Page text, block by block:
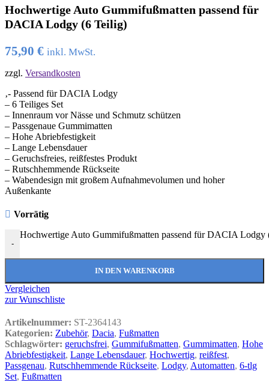
Hochwertige Auto Gummifußmatten passend für
DACIA Lodgy (6 Teilig)
75,90 € inkl. MwSt.
zzgl. Versandkosten
‚- Passend für DACIA Lodgy
– 6 Teiliges Set
– Innenraum vor Nässe und Schmutz schützen
– Passgenaue Gummimatten
– Hohe Abriebfestigkeit
– Lange Lebensdauer
– Geruchsfreies, reißfestes Produkt
– Rutschhemmende Rückseite
– Wabendesign mit großem Aufnahmevolumen und hoher
Außenkante
Vorrätig
-
Hochwertige Auto Gummifußmatten passend für DACIA Lodgy
IN DEN WARENKORB
Vergleichen
zur Wunschliste
Artikelnummer: ST-2364143
Kategorien: Zubehör, Dacia, Fußmatten
Schlagwörter: geruchsfrei, Gummifußmatten, Gummimatten, Hohe
Abriebfestigkeit, Lange Lebensdauer, Hochwertig, reißfest,
Passgenau, Rutschhemmende Rückseite, Lodgy, Automatten, 6-tlg
Set, Fußmatten